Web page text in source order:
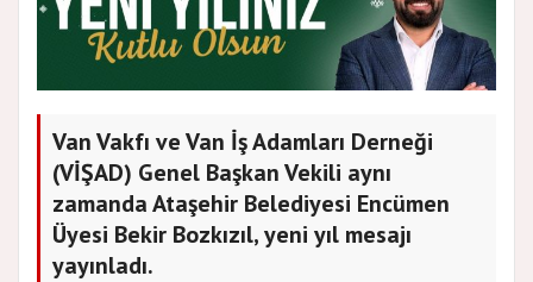
Van Vakfı ve Van İş Adamları Derneği
(VİŞAD) Genel Başkan Vekili aynı
zamanda Ataşehir Belediyesi Encümen
Üyesi Bekir Bozkızıl, yeni yıl mesajı
yayınladı.